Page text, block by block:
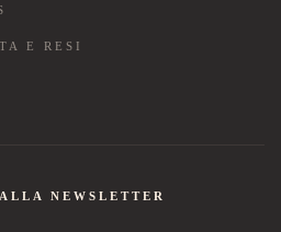
E RESI
NEWSLETTER